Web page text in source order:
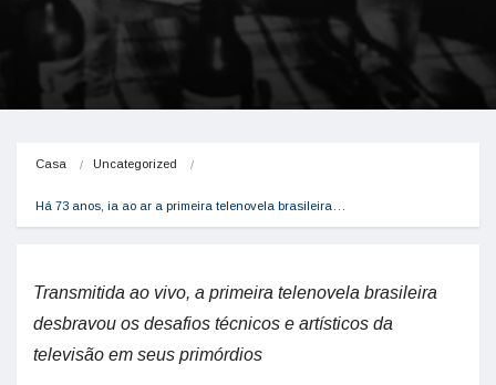
Casa Uncategorized
Há 73 anos, ia ao ar a primeira telenovela brasileira…
Transmitida ao vivo, a primeira telenovela brasileira
desbravou os desafios técnicos e artísticos da
televisão em seus primórdios